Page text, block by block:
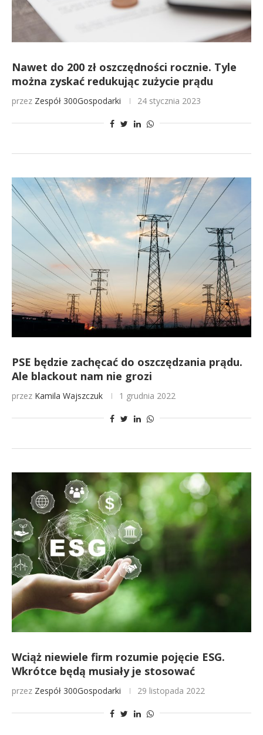
Nawet do 200 zł oszczędności rocznie. Tyle
można zyskać redukując zużycie prądu
przez Zespół 300Gospodarki 24 stycznia 2023
PSE będzie zachęcać do oszczędzania prądu.
Ale blackout nam nie grozi
przez Kamila Wajszczuk 1 grudnia 2022
Wciąż niewiele firm rozumie pojęcie ESG.
Wkrótce będą musiały je stosować
przez Zespół 300Gospodarki 29 listopada 2022